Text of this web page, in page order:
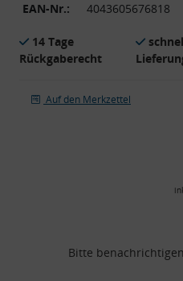
EAN-Nr.:
4043605676818
14 Tage
Rückgaberecht
Auf den Merkzettel
Bitte